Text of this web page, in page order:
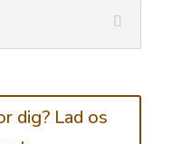
dig? Lad os